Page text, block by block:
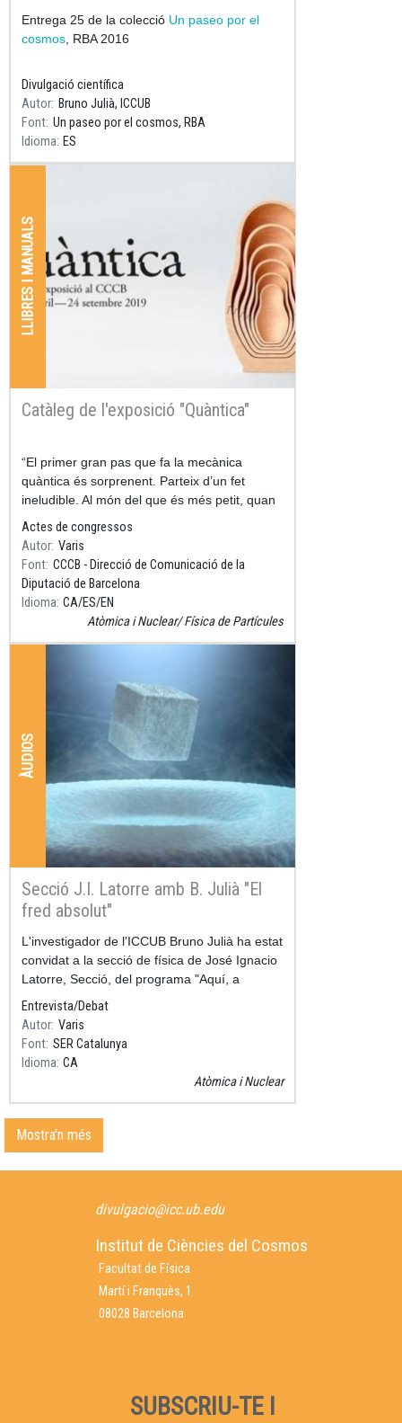
Resum
Entrega 25 de la colecció Un paseo por el
cosmos, RBA 2016
Divulgació científica
Autor Bruno Julià, ICCUB
Font Un paseo por el cosmos, RBA
Idioma ES
LLIBRES I MANUALS
Catàleg de l'exposició "Quàntica"
Resum
“El primer gran pas que fa la mecànica
quàntica és sorprenent. Parteix d’un fet
ineludible. Al món del que és més petit, quan
intentem mesurar alterem el que mesurem.
Actes de congressos
Autor Varis
Font CCCB - Direcció de Comunicació de la
Diputació de Barcelona
Idioma CA ES EN
Atòmica i Nuclear Física de Partícules
ÀUDIOS
Secció J.I. Latorre amb B. Julià "El
fred absolut"
Resum
L'investigador de l'ICCUB Bruno Julià ha estat
convidat a la secció de física de José Ignacio
Latorre, Secció, del programa "Aquí, a
Entrevista/Debat
Autor Varis
Font SER Catalunya
Idioma CA
Atòmica i Nuclear
Mostra'n més
divulgacio@icc.ub.edu
Institut de Ciències del Cosmos
Facultat de Física
Martí i Franquès, 1
08028 Barcelona
SUBSCRIU-TE I